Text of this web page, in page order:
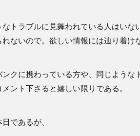
なトラブルに見舞われている人はい
れないので。欲しい情報には辿り着
ンクに携わっている方や、同じような
ント下さると嬉しい限りである。
であるが、